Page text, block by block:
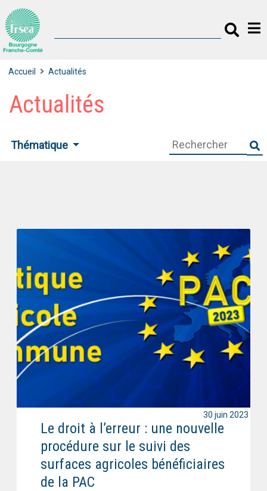
Accueil Actualités
Actualités
Thématique
Le droit à l’erreur : une nouvelle
procédure sur le suivi des
surfaces agricoles bénéficiaires
de la PAC
30 juin 2023